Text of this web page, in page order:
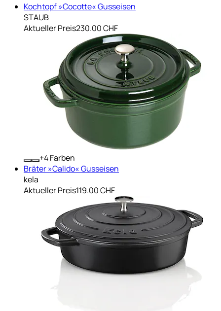
Kochtopf »Cocotte« Gusseisen
STAUB
Aktueller Preis230.00 CHF
+ Farben
Bräter »Calido« Gusseisen
kela
Aktueller Preis119.00 CHF